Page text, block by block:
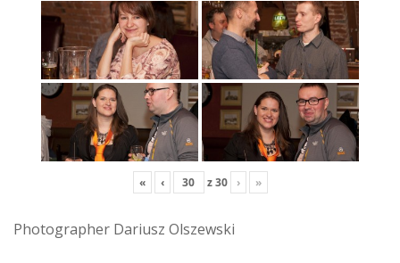
« ‹ z30 › »
Photographer Dariusz Olszewski